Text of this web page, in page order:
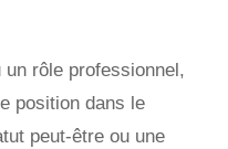
rôle professionnel,
position dans le
peut-être ou une